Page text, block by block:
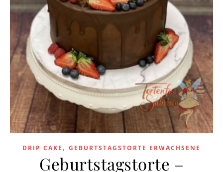
DRIP CAKE , GEBURTSTAGSTORTE ERWACHSENE
Geburtstagstorte –